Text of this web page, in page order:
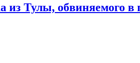
Тулы, обвиняемого в